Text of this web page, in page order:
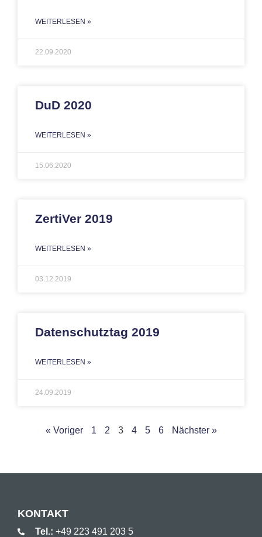
WEITERLESEN »
22.09.2020
DuD 2020
WEITERLESEN »
15.06.2020
ZertiVer 2019
WEITERLESEN »
03.12.2019
Datenschutztag 2019
WEITERLESEN »
24.09.2019
« Voriger 1 2 3 4 5 6 Nächster »
KONTAKT
Tel.: +49 223 491 203 5